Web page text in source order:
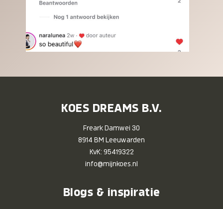
KOES DREAMS B.V.
Freark Damwei 30
8914 BM Leeuwarden
KvK: 95419322
info@mijnkoes.nl
Blogs & inspiratie